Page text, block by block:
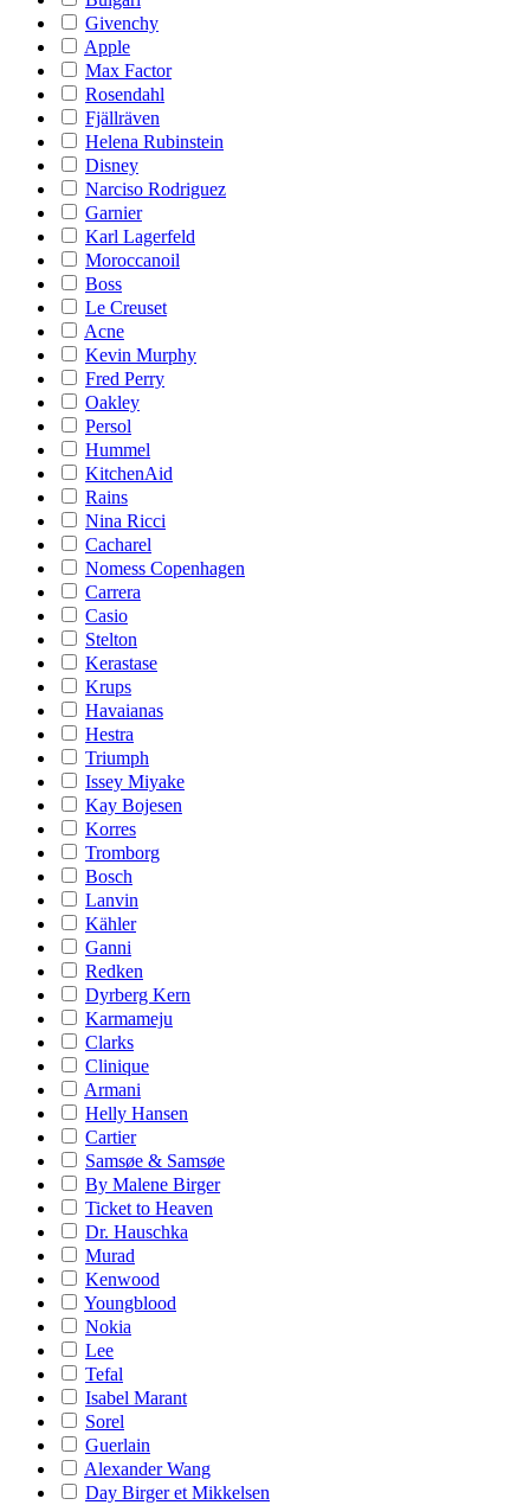
Givenchy
Apple
Max Factor
Rosendahl
Fjällräven
Helena Rubinstein
Disney
Narciso Rodriguez
Garnier
Karl Lagerfeld
Moroccanoil
Boss
Le Creuset
Acne
Kevin Murphy
Fred Perry
Oakley
Persol
Hummel
KitchenAid
Rains
Nina Ricci
Cacharel
Nomess Copenhagen
Carrera
Casio
Stelton
Kerastase
Krups
Havaianas
Hestra
Triumph
Issey Miyake
Kay Bojesen
Korres
Tromborg
Bosch
Lanvin
Kähler
Ganni
Redken
Dyrberg Kern
Karmameju
Clarks
Clinique
Armani
Helly Hansen
Cartier
Samsøe & Samsøe
By Malene Birger
Ticket to Heaven
Dr. Hauschka
Murad
Kenwood
Youngblood
Nokia
Lee
Tefal
Isabel Marant
Sorel
Guerlain
Alexander Wang
Day Birger et Mikkelsen